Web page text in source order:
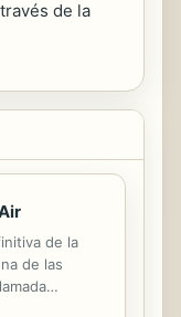
de la
de la
de las